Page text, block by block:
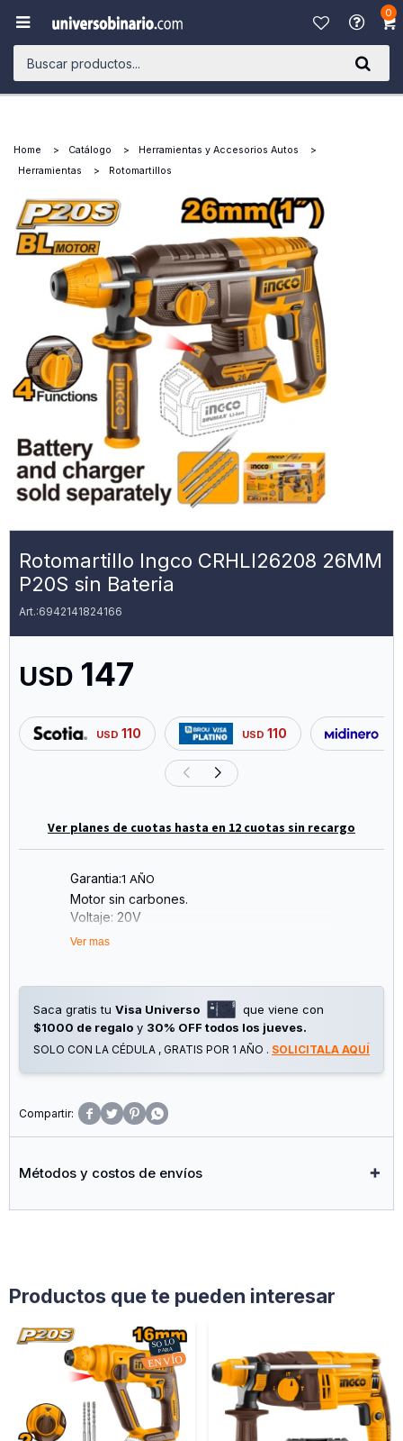
0

Home Catálogo
Herramientas y Accesorios Autos
Herramientas
Rotomartillos
Rotomartillo Ingco CRHLI26208 26MM
P20S sin Bateria
6942141824166
USD 147
USD 110 USD 110
Ver planes de cuotas hasta en 12 cuotas sin recargo
Garantia:1 AÑO
Motor sin carbones.
Voltaje: 20V
Velocidad sin carga: 0-1100 rpm
Capacidad máxima de perforación:
Hormigón: 26mm
Acero: 13mm
Madera: 30mm
Incluye:
1 cincel de piezas
*Batería y cargador vendidos por separado
Ver mas
Saca gratis tu Visa Universo
que viene con
$1000 de regalo y 30% OFF todos los jueves.
SOLO CON LA CÉDULA , GRATIS POR 1 AÑO . SOLICITALA AQUÍ
   
Métodos y costos de envíos
Productos que te pueden interesar